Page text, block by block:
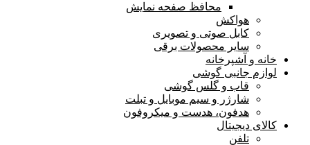
محافظ صفحه نمایش
هواکش
کابل صوتی و تصویری
سایر محصولات برقی
خانه و آشپرخانه
لوازم جانبی گوشی
قاب و گلس گوشی
شارژر و سیم موبایل و تبلت
هدفون، هدست و میکروفون
کالای دیجیتال
تلفن